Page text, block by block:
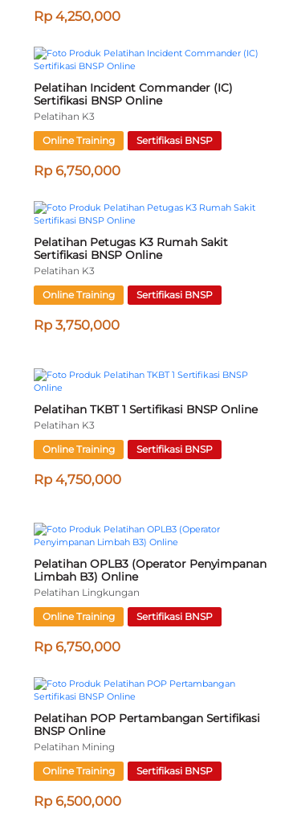
Online Training
Rp 6,000,000
Pelatihan Supervisor K3 Konstruksi
Online Training
Rp 4,750,000
Pelatihan Petugas K3 Laboratorium
Online Training
Sertifikasi BNSP
Rp 4,250,000
Pelatihan Incident Commander (IC)
Sertifikasi BNSP Online
Online Training
Rp 6,750,000
Pelatihan Petugas K3 Rumah Sakit